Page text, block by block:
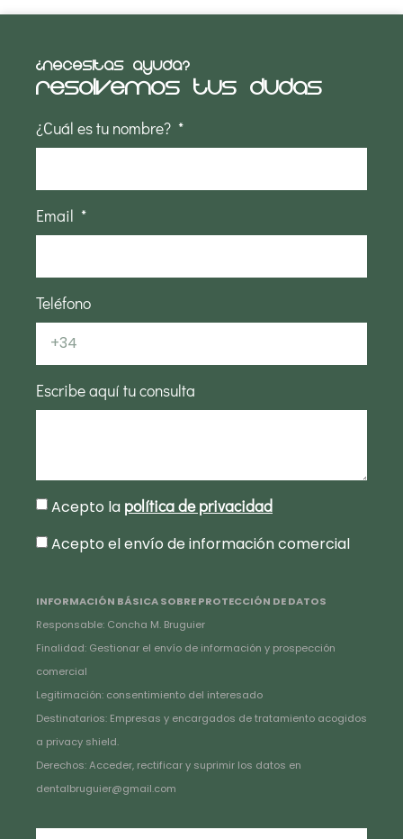
¿NECESITAS AYUDA?
Resolvemos tus dudas
¿Cuál es tu nombre?
Email
Teléfono
Escribe aquí tu consulta
Acepto la política de privacidad
Acepto el envío de información comercial
INFORMACIÓN BÁSICA SOBRE PROTECCIÓN DE DATOS
Responsable: Concha M. Bruguier
Finalidad: Gestionar el envío de información y prospección
comercial
Legitimación: consentimiento del interesado
Destinatarios: Empresas y encargados de tratamiento acogidos
a privacy shield.
Derechos: Acceder, rectificar y suprimir los datos en
dentalbruguier@gmail.com